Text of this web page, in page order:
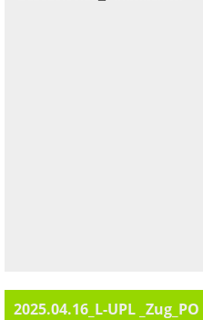
2025.04.16_L-UPL